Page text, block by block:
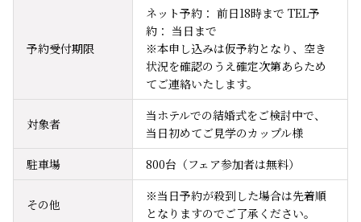
予約受付期限
ネット予約： 前日18時まで TEL予
約： 当日まで
※本申し込みは仮予約となり、空き
状況を確認のうえ確定次第あらため
てご連絡いたします。
対象者
当ホテルでの結婚式をご検討中で、
当日初めてご見学のカップル様
駐車場
800台（フェア参加者は無料）
その他
※当日予約が殺到した場合は先着順
となりますのでご了承ください。